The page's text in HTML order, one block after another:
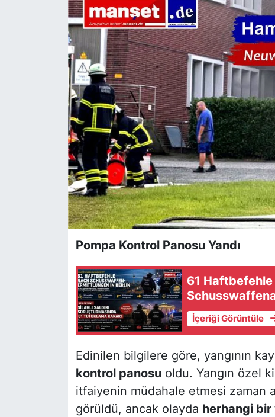
Pompa Kontrol Panosu Yandı
61
İçeriği Görüntüle
Edinilen bilgilere göre, yangının
kontrol panosuoldu. Yangın özel
itfaiyenin müdahale etmesi zaman
görüldü, ancak olayda herhangi bir
SİYASET
SAĞLIK